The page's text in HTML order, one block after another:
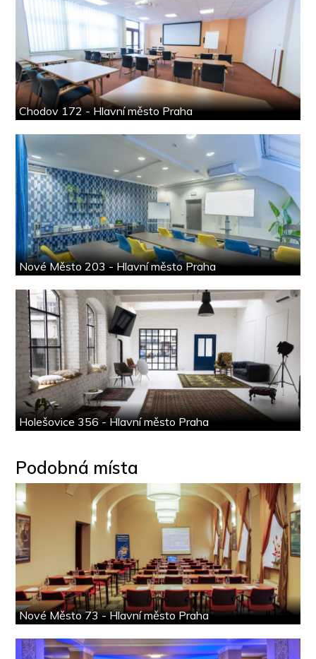
Chodov 172 - Hlavní město Praha
Nové Město 203 - Hlavní město Praha
Holešovice 356 - Hlavní město Praha
Podobná místa
Nové Město 73 - Hlavní město Praha